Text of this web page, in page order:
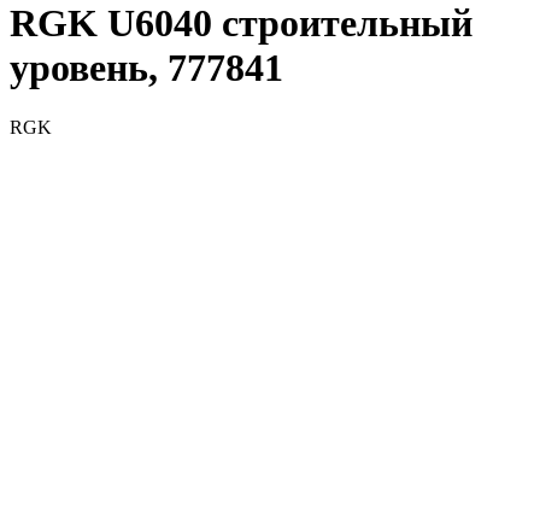
RGK U6040 строительный
уровень, 777841
RGK